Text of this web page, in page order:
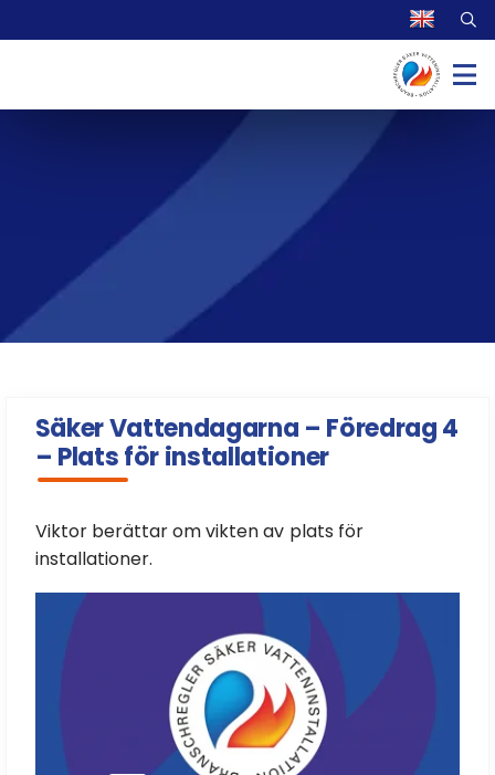
Säker Vattendagarna – Föredrag 4
– Plats för installationer
Viktor berättar om vikten av plats för
installationer.